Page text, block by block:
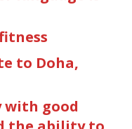
to Doha,
good